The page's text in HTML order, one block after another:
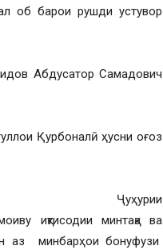
об барои рушди устувор
Абдусатор Самадович
Қурбоналӣ ҳусни оғоз
иқтисодии минтақа ва
аз минбарҳои бонуфузи